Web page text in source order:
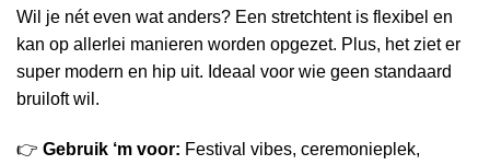
Wil je nét even wat anders? Een stretchtent is flexibel en
kan op allerlei manieren worden opgezet. Plus, het ziet er
super modern en hip uit. Ideaal voor wie geen standaard
bruiloft wil.
👉 Gebruik ‘m voor: Festival vibes, ceremonieplek,